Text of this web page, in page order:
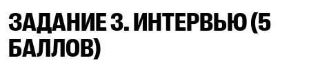
ЗАДАНИЕ 3. ИНТЕРВЬЮ (5
БАЛЛОВ)